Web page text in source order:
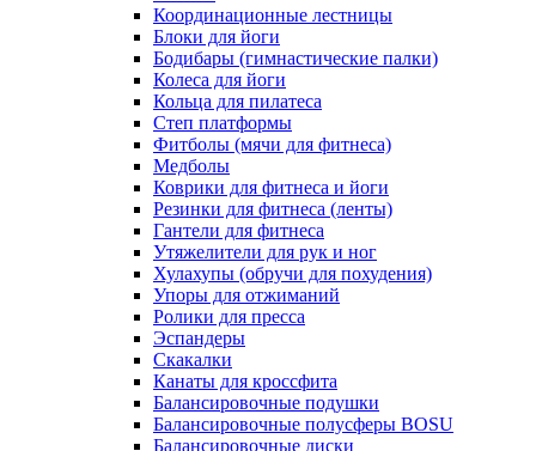
Координационные лестницы
Блоки для йоги
Бодибары (гимнастические палки)
Колеса для йоги
Кольца для пилатеса
Степ платформы
Фитболы (мячи для фитнеса)
Медболы
Коврики для фитнеса и йоги
Резинки для фитнеса (ленты)
Гантели для фитнеса
Утяжелители для рук и ног
Хулахупы (обручи для похудения)
Упоры для отжиманий
Ролики для пресса
Эспандеры
Скакалки
Канаты для кроссфита
Балансировочные подушки
Балансировочные полусферы BOSU
Балансировочные диски